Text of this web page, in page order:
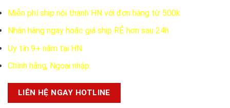
Miễn phí ship nội thành HN với đơn hàng từ 500k
Nhận hàng ngay hoặc giá ship RẺ hơn sau 24h
Uy tín 9+ năm tại HN
Chính hãng, Ngoại nhập
LIÊN HỆ NGAY HOTLINE